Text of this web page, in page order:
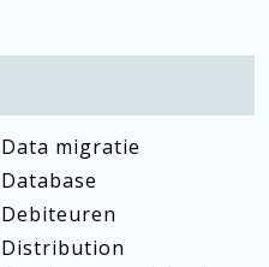
Data migratie
Database
Debiteuren
Distribution